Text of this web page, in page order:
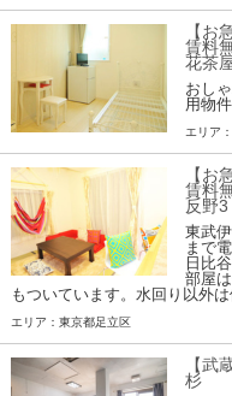
【お
賃料
花茶
おし
用物
エリア
【お
賃料
反野3
東武
まで
日比
部屋
もついています。水回り以外
エリア：東京都足立区
【武
杉